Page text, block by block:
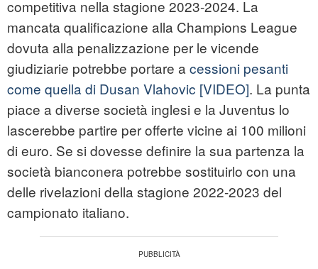
competitiva nella stagione 2023-2024. La
mancata qualificazione alla Champions League
dovuta alla penalizzazione per le vicende
giudiziarie potrebbe portare a cessioni pesanti
come quella di Dusan Vlahovic [VIDEO]. La punta
piace a diverse società inglesi e la Juventus lo
lascerebbe partire per offerte vicine ai 100 milioni
di euro. Se si dovesse definire la sua partenza la
società bianconera potrebbe sostituirlo con una
delle rivelazioni della stagione 2022-2023 del
campionato italiano.